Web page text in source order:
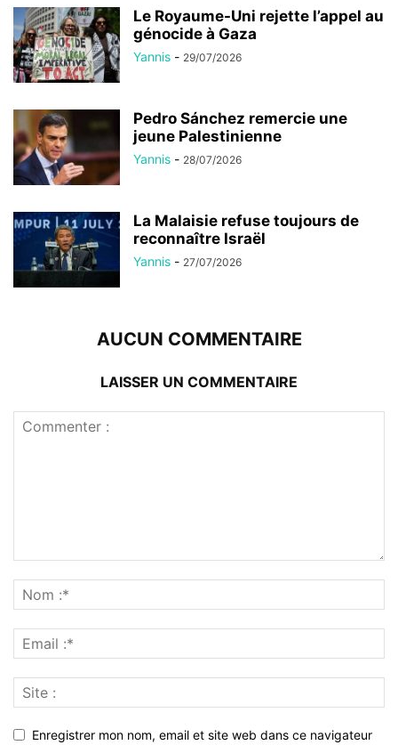
Le Royaume-Uni rejette l’appel au
génocide à Gaza
Yannis - 29/07/2026
Pedro Sánchez remercie une
jeune Palestinienne
Yannis - 28/07/2026
La Malaisie refuse toujours de
reconnaître Israël
Yannis - 27/07/2026
AUCUN COMMENTAIRE
LAISSER UN COMMENTAIRE
Enregistrer mon nom, email et site web dans ce navigateur